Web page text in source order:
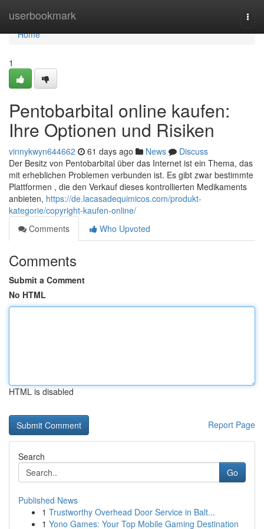
userbookmark
Home
Home
1
Pentobarbital online kaufen:
Ihre Optionen und Risiken
vinnykwyn644662 61 days ago News
Discuss
Der Besitz von Pentobarbital über das Internet ist ein Thema, das
mit erheblichen Problemen verbunden ist. Es gibt zwar bestimmte
Plattformen , die den Verkauf dieses kontrollierten Medikaments
anbieten, https://de.lacasadequimicos.com/produkt-
kategorie/copyright-kaufen-online/
Comments
Who Upvoted
Comments
Submit a Comment
No HTML
HTML is disabled
Report Page
Search
Go
Published News
1 Trustworthy Overhead Door Service in Balt...
1 Yono Games: Your Top Mobile Gaming Destination